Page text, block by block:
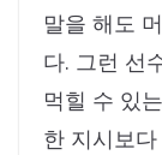
말을 해도
다. 그런 선
먹힐 수 있
한 지시보